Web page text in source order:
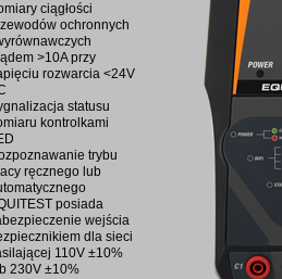
ciągłości
ochronnych
>10A przy
rozwarcia <24V
statusu
kontrolkami
trybu
ręcznego lub
posiada
wejścia
dla sieci
110V ±10%
230V ±10%